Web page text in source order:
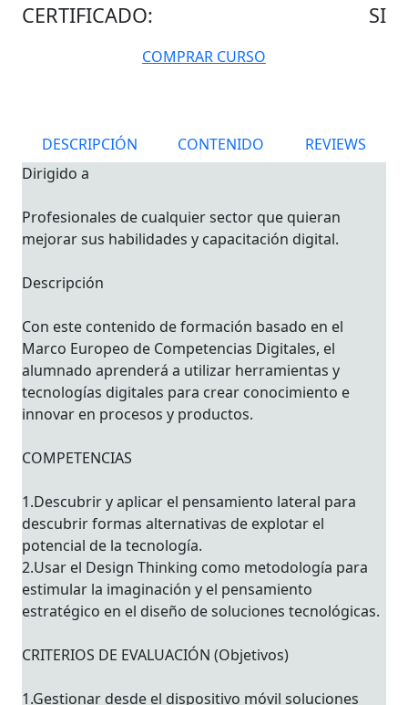
CERTIFICADO: SI
COMPRAR CURSO
DESCRIPCIÓN CONTENIDO
REVIEWS
Dirigido a
Profesionales de cualquier sector que quieran
mejorar sus habilidades y capacitación digital.
Descripción
Con este contenido de formación basado en el
Marco Europeo de Competencias Digitales, el
alumnado aprenderá a utilizar herramientas y
tecnologías digitales para crear conocimiento e
innovar en procesos y productos.
COMPETENCIAS
1.Descubrir y aplicar el pensamiento lateral para
descubrir formas alternativas de explotar el
potencial de la tecnología.
2.Usar el Design Thinking como metodología para
estimular la imaginación y el pensamiento
estratégico en el diseño de soluciones tecnológicas.
CRITERIOS DE EVALUACIÓN (Objetivos)
1.Gestionar desde el dispositivo móvil soluciones